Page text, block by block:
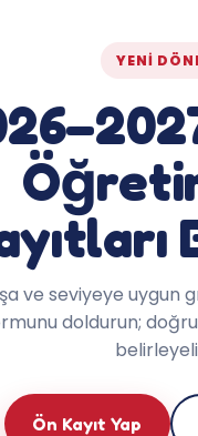
YENI
ve seviyeye uygun
doldurun;
Ön Kayıt Yap
İngilizce
İngilizce